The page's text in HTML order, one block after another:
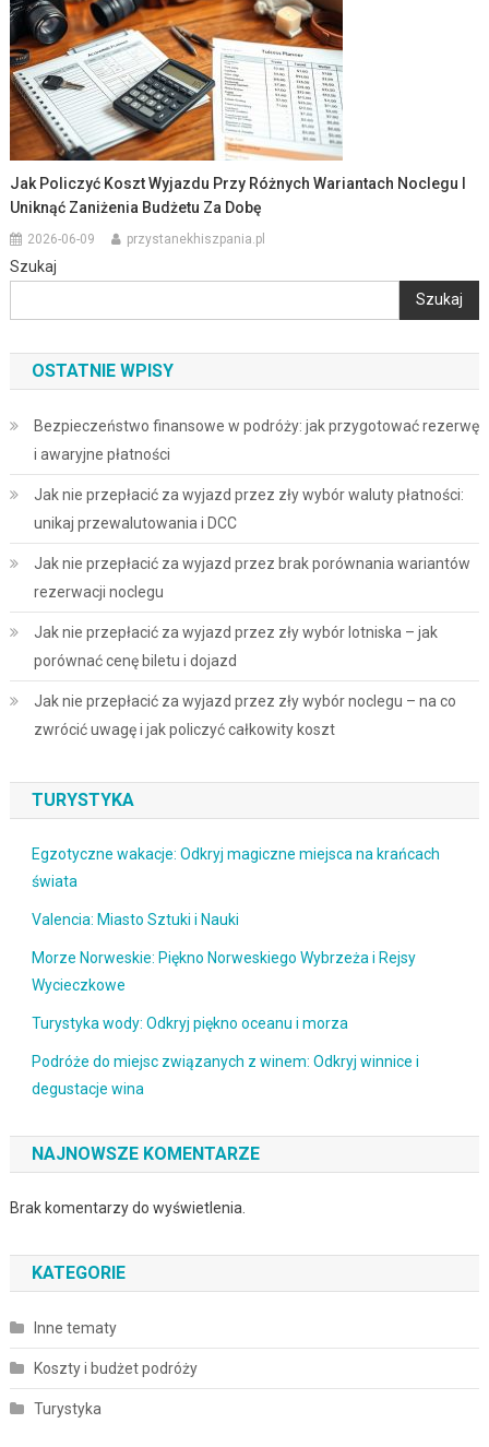
Jak Policzyć Koszt Wyjazdu Przy Różnych Wariantach Noclegu I
Uniknąć Zaniżenia Budżetu Za Dobę
2026-06-09 przystanekhiszpania.pl
Szukaj
Szukaj
OSTATNIE WPISY
Bezpieczeństwo finansowe w podróży: jak przygotować rezerwę
i awaryjne płatności
Jak nie przepłacić za wyjazd przez zły wybór waluty płatności:
unikaj przewalutowania i DCC
Jak nie przepłacić za wyjazd przez brak porównania wariantów
rezerwacji noclegu
Jak nie przepłacić za wyjazd przez zły wybór lotniska – jak
porównać cenę biletu i dojazd
Jak nie przepłacić za wyjazd przez zły wybór noclegu – na co
zwrócić uwagę i jak policzyć całkowity koszt
TURYSTYKA
Egzotyczne wakacje: Odkryj magiczne miejsca na krańcach
świata
Valencia: Miasto Sztuki i Nauki
Morze Norweskie: Piękno Norweskiego Wybrzeża i Rejsy
Wycieczkowe
Turystyka wody: Odkryj piękno oceanu i morza
Podróże do miejsc związanych z winem: Odkryj winnice i
degustacje wina
NAJNOWSZE KOMENTARZE
Brak komentarzy do wyświetlenia.
KATEGORIE
Inne tematy
Koszty i budżet podróży
Turystyka